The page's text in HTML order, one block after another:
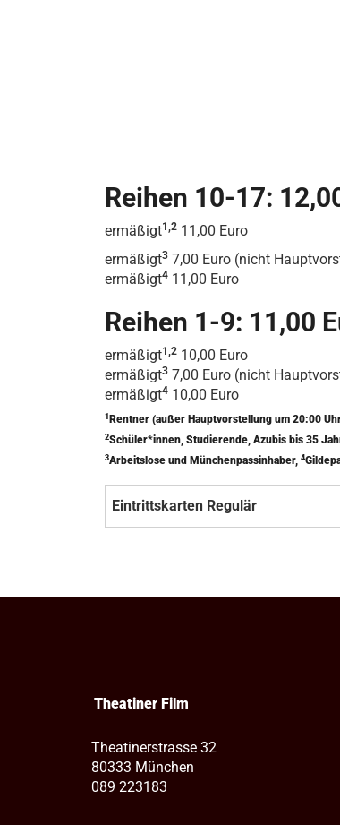
Reihen 10-17:
ermäßigt1,2 11,00 Euro
ermäßigt3 7,00 Euro (nicht
ermäßigt4 11,00 Euro
Reihen 1-9: 11,00
ermäßigt1,2 10,00 Euro
ermäßigt3 7,00 Euro (nicht
ermäßigt4 10,00 Euro
1 Rentner (außer Hauptvorstellung um 20:00
2Schüler*innen, Studierende, Azubis bis 35
3Arbeitslose und Münchenpassinhaber, 4
Eintrittskarten Regulär
Theatiner Film
Theatinerstrasse 32
80333 München
089 223183